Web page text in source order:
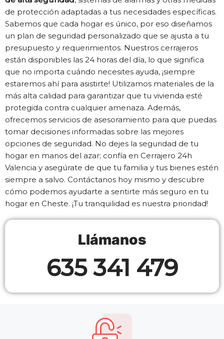
de protección adaptadas a tus necesidades específicas.
Sabemos que cada hogar es único, por eso diseñamos
un plan de seguridad personalizado que se ajusta a tu
presupuesto y requerimientos. Nuestros cerrajeros
están disponibles las 24 horas del día, lo que significa
que no importa cuándo necesites ayuda, ¡siempre
estaremos ahí para asistirte! Utilizamos materiales de la
más alta calidad para garantizar que tu vivienda esté
protegida contra cualquier amenaza. Además,
ofrecemos servicios de asesoramiento para que puedas
tomar decisiones informadas sobre las mejores
opciones de seguridad. No dejes la seguridad de tu
hogar en manos del azar; confía en Cerrajero 24h
Valencia y asegúrate de que tu familia y tus bienes estén
siempre a salvo. Contáctanos hoy mismo y descubre
cómo podemos ayudarte a sentirte más seguro en tu
hogar en Cheste. ¡Tu tranquilidad es nuestra prioridad!
Llámanos
635 341 479